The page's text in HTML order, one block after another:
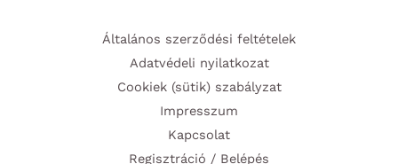
Általános szerződési feltételek
Adatvédeli nyilatkozat
Cookiek (sütik) szabályzat
Impresszum
Kapcsolat
Regisztráció / Belépés